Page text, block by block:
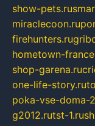
show-pets.ru
miraclecoon.ru
firehunters.ru
hometown-
shop-garena.ru
one-life-story.ru
poka-vse-doma-
g2012.rutst-1.ru